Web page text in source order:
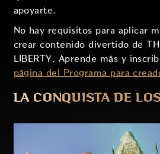
apoyarte.
No hay requisitos para aplicar
crear contenido divertido de
LIBERTY. Aprende más y
página del Programa para
LA CONQUISTA DE